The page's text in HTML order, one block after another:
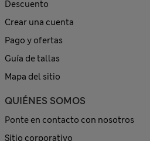
Descuento
Crear una cuenta
Pago y ofertas
Guía de tallas
Mapa del sitio
QUIÉNES SOMOS
Ponte en contacto con nosotros
Sitio corporativo